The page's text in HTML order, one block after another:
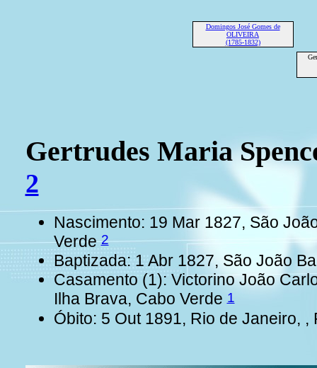
Domingos José Gomes de
OLIVEIRA
(1785-1832)
Gertrudes Maria
2
Nascimento: 19 Mar 1827, São
Verde2
Baptizada: 1 Abr 1827, São João
Casamento (1): Victorino João
Ilha Brava, Cabo Verde1
Óbito: 5 Out 1891, Rio de Janeiro,